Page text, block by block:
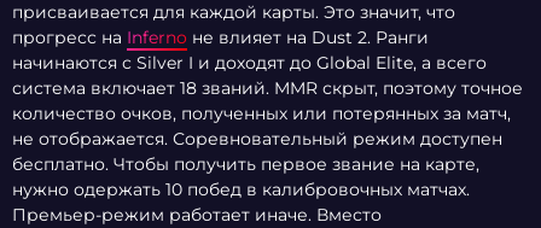
присваивается для каждой карты. Это значит, что
прогресс на Inferno не влияет на Dust 2. Ранги
начинаются с Silver I и доходят до Global Elite, а всего
система включает 18 званий. MMR скрыт, поэтому точное
количество очков, полученных или потерянных за матч,
не отображается. Соревновательный режим доступен
бесплатно. Чтобы получить первое звание на карте,
нужно одержать 10 побед в калибровочных матчах.
Премьер-режим работает иначе. Вместо